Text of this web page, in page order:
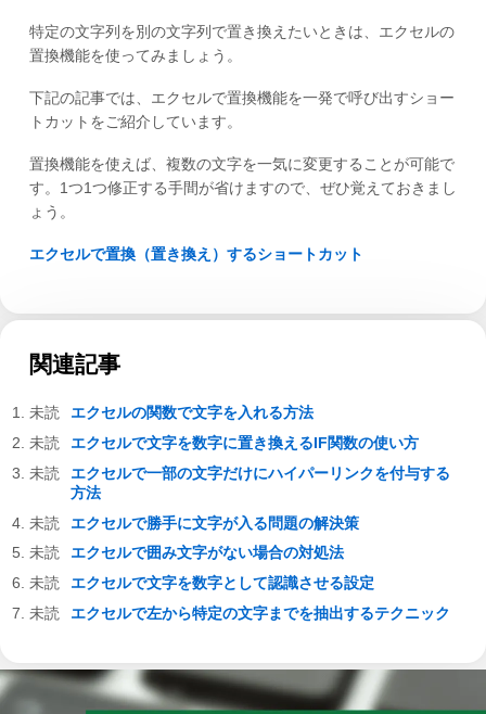
特定の文字列を別の文字列で置き換えたいときは、エクセルの
置換機能を使ってみましょう。
下記の記事では、エクセルで置換機能を一発で呼び出すショー
トカットをご紹介しています。
置換機能を使えば、複数の文字を一気に変更することが可能で
す。1つ1つ修正する手間が省けますので、ぜひ覚えておきまし
ょう。
エクセルで置換（置き換え）するショートカット
関連記事
エクセルの関数で文字を入れる方法
エクセルで文字を数字に置き換えるIF関数の使い方
エクセルで一部の文字だけにハイパーリンクを付与する
方法
エクセルで勝手に文字が入る問題の解決策
エクセルで囲み文字がない場合の対処法
エクセルで文字を数字として認識させる設定
エクセルで左から特定の文字までを抽出するテクニック